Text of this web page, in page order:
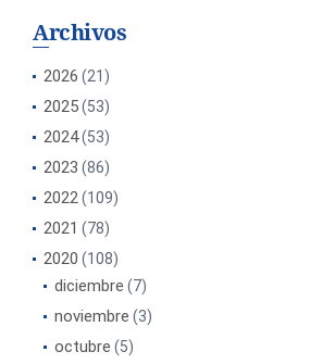
Archivos
2026 (21)
2025(53)
2024(53)
2023 (86)
2022(109)
2021 (78)
2020 (108)
diciembre (7)
noviembre (3)
octubre (5)